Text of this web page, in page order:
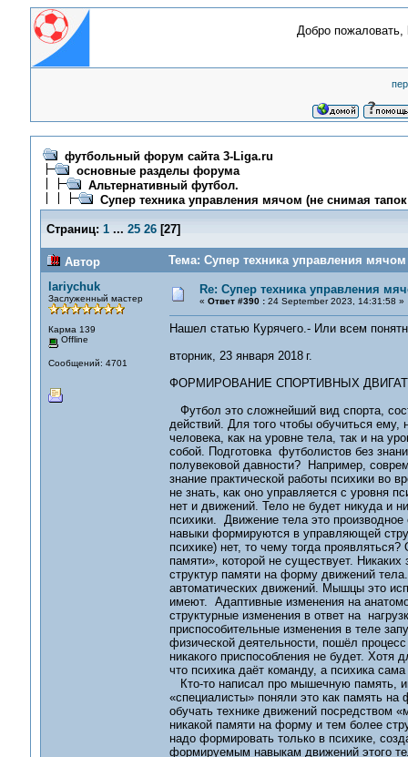
Добро пожаловать,
футбольный форум сайта 3-Liga.ru
основные разделы форума
Альтернативный футбол.
Супер техника управления мячом (не снимая
Страниц: 1 ... 25 26[27]
Автор
Тема: Супер техника управления
lariychuk
Заслуженный мастер
Карма 139
Offline
Сообщений: 4701
Re: Супер техника управления
« Ответ #390 :24 September 2023, 14:31:58 »
Нашел статью Курячего.- Или всем
вторник, 23 января 2018 г.
ФОРМИРОВАНИЕ СПОРТИВНЫХ
Футбол это сложнейший вид спорта,
действий. Для того чтобы обучиться ему,
человека, как на уровне тела, так и на
собой. Подготовка футболистов без
полувековой давности? Например,
знание практической работы психики во
не знать, как оно управляется с
нет и движений. Тело не будет никуда и
психики. Движение тела это
навыки формируются в управляющей
психике) нет, то чему тогда
памяти», которой не существует.
структур памяти на форму движений
автоматических движений. Мышцы это
имеют. Адаптивные изменения на
структурные изменения в ответ на
приспособительные изменения в теле
физической деятельности, пошёл
никакого приспособления не будет. Хотя
что психика даёт команду, а психика
Кто-то написал про мышечную память,
«специалисты» поняли это как память
обучать технике движений посредством
никакой памяти на форму и тем более
надо формировать только в психике,
формируемым навыкам движений этого